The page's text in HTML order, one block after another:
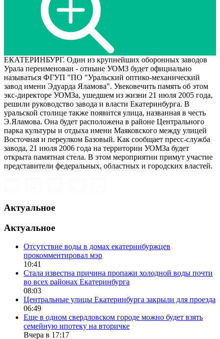
ЕКАТЕРИНБУРГ. Один из крупнейших оборонных заводов
Урала переименован - отныне УОМЗ будет официально
называться ФГУП "ПО "Уральский оптико-механический
завод имени Эдуарда Яламова". Увековечить память об этом
экс-директоре УОМЗа, ушедшем из жизни 21 июля 2005 года,
решили руководство завода и власти Екатеринбурга. В
уральской столице также появится улица, названная в честь
Э.Яламова. Она будет расположена в районе Центрального
парка культуры и отдыха имени Маяковского между улицей
Восточная и переулком Базовый. Как сообщает пресс-служба
завода, 21 июля 2006 года на территории УОМЗа будет
открыта памятная стела. В этом мероприятии примут участие
представители федеральных, областных и городских властей.
Актуальное
Актуальное
Отсутствие воды в домах екатеринбуржцев
прокомментировал мэр
10:41
Стала известна причина пропажи холодной воды почти
во всех районах Екатеринбурга
08:03
Центральные улицы Екатеринбурга закрыли для проезда
06:49
Еще в одном свердловском городе можно будет взять
семейную ипотеку на вторичке
Вчера в 17:17